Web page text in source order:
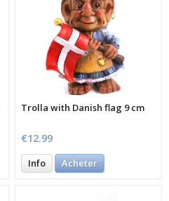
Trolla with Danish flag 9 cm
€12.99
Info Acheter